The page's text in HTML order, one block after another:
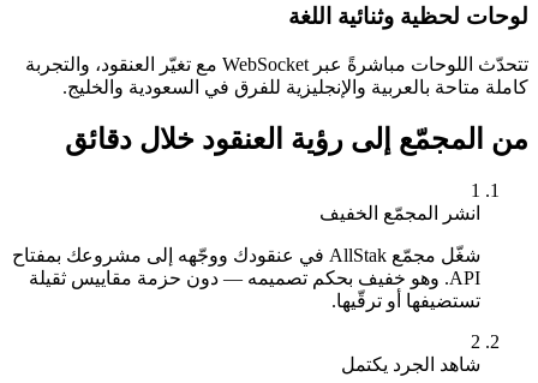
لوحات لحظية وثنائية اللغة
تتحدّث اللوحات مباشرةً عبر WebSocket مع تغيّر العنقود، والتجربة
كاملة متاحة بالعربية والإنجليزية للفرق في السعودية والخليج.
من المجمّع إلى رؤية العنقود خلال دقائق
1
انشر المجمّع الخفيف
شغّل مجمّع AllStak في عنقودك ووجّهه إلى مشروعك بمفتاح
API. وهو خفيف بحكم تصميمه — دون حزمة مقاييس ثقيلة
تستضيفها أو ترقّيها.
2
شاهد الجرد يكتمل